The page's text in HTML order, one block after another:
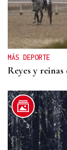
MÁS DEPORTE
Reyes y